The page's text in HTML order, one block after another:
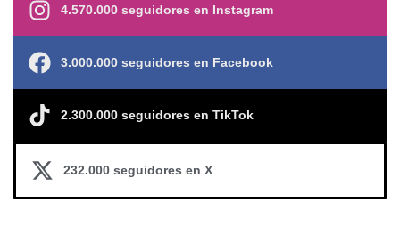
4.570.000 seguidores en Instagram
3.000.000 seguidores en Facebook
2.300.000 seguidores en TikTok
232.000 seguidores en X